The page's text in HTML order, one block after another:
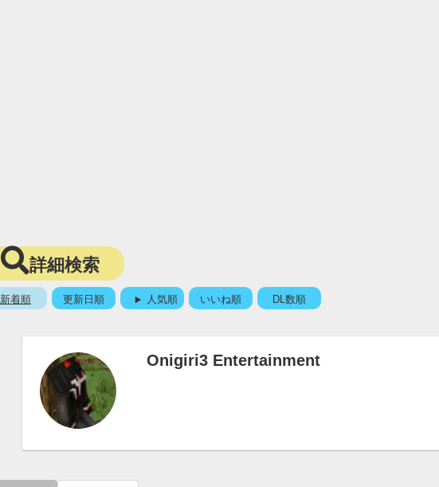
詳細検索
新着順 更新日順 人気順 いいね順 DL数順
Onigiri3 Entertainment